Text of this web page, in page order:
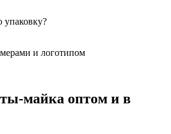
и логотипом
майка оптом и в